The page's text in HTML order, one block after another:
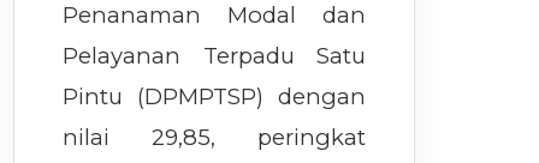
Penanaman Modal dan
Pelayanan Terpadu Satu
Pintu (DPMPTSP) dengan
nilai 29,85, peringkat